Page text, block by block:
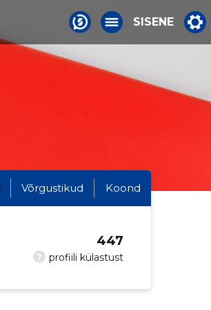
SISENE
Võrgustikud Koond
? profiili külastust
447